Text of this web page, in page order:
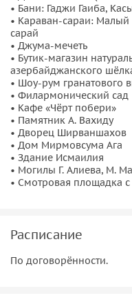
(XV век).
• Пятничная Джума-
• Бутик-магазин
азербайджанского
также находятся
• Посещение улицы
находится шоу-рум
гранатового вина
предложено
• Филармонический сад
• Кафе «Чёрт побери»,
«Бриллиантовая рука».
варений.
• Памятник А. Вахиду —
• Бани: Гаджи Гаиба,
• Караван-сараи:
сарай
• Джума-мечеть
• Бутик-магазин
азербайджанского
• Шоу-рум гранатового
• Филармонический сад
• Кафе «Чёрт побери»
• Памятник А. Вахиду
• Дворец Ширваншахов
• Дом Мирмовсума Ага
• Здание Исмаилия
• Могилы Г. Алиева, М.
• Смотровая площадка
Расписание
По договорённости.